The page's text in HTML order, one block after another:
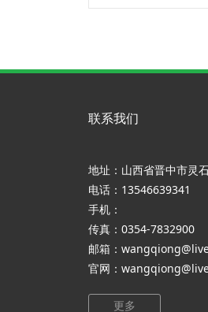
联系我们
地址：山西省晋中市灵
电话：13546639341
手机：
传真：0354-7832900
邮箱：
官网：
更多